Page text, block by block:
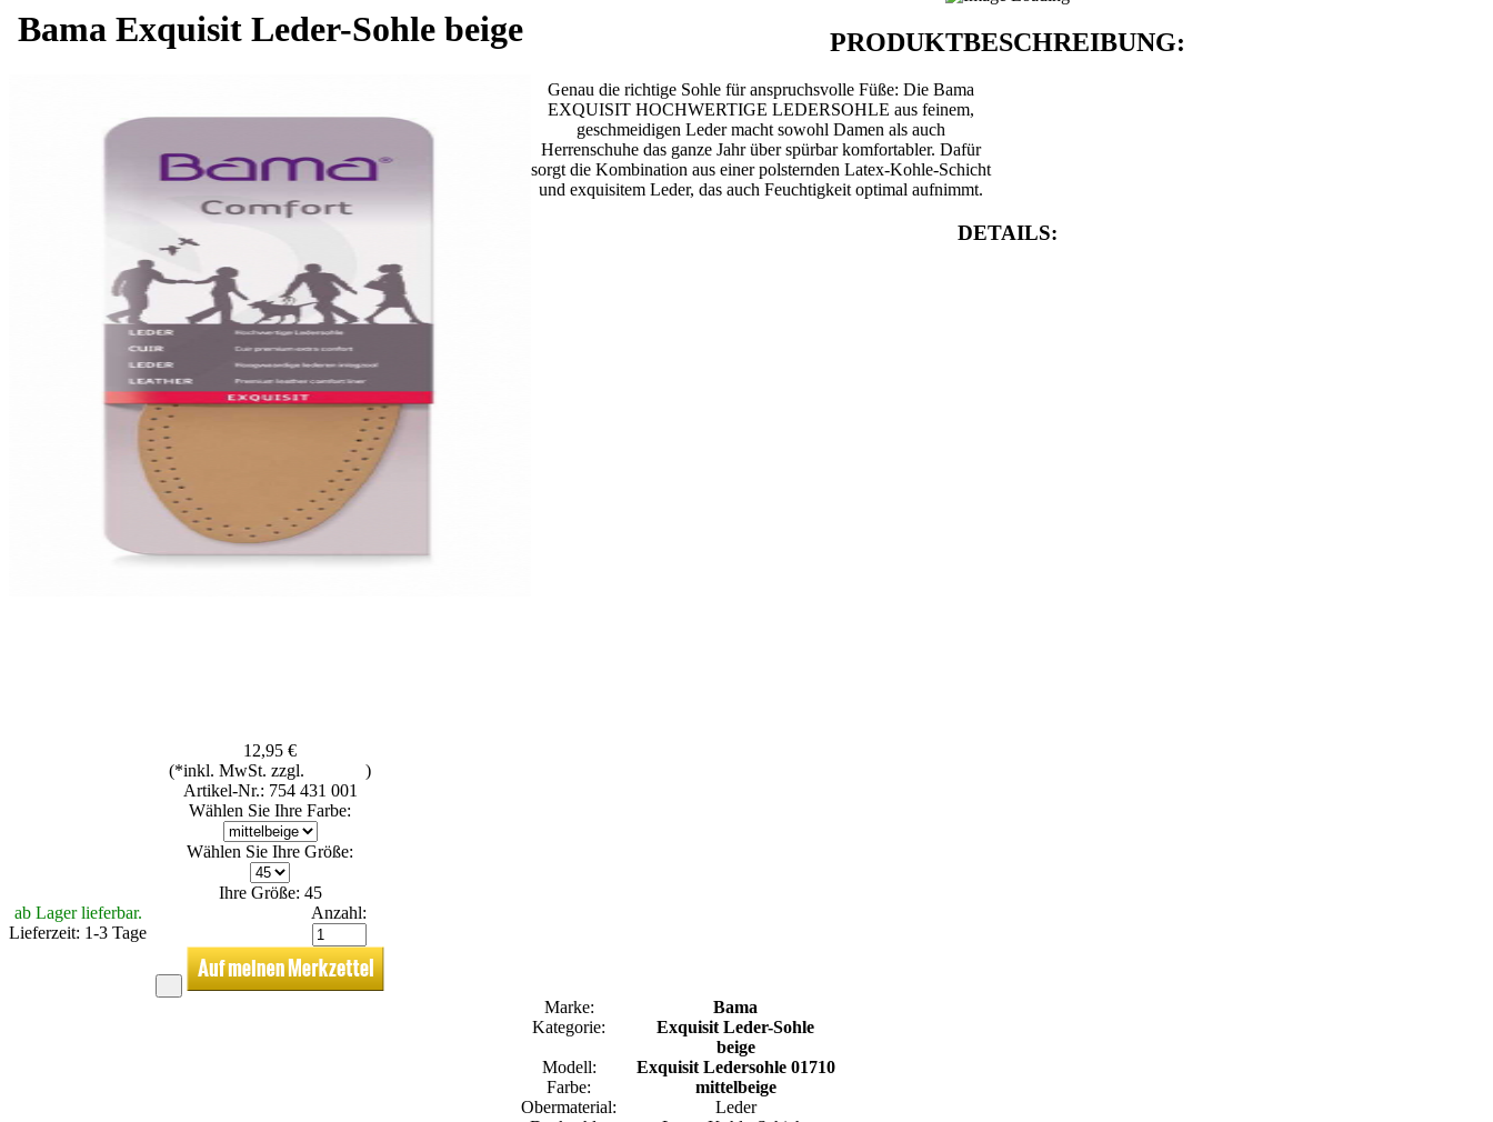
Bama Exquisit Leder-Sohle beige
12,95 €
(*inkl. MwSt. zzgl.
)
Artikel-Nr.: 754 431 001
Wählen Sie Ihre Farbe:
Wählen Sie Ihre Größe:
Ihre Größe: 45
ab Lager lieferbar.
Lieferzeit: 1-3 Tage
Anzahl:
PRODUKTBESCHREIBUNG:
Genau die richtige Sohle für anspruchsvolle Füße: Die Bama
EXQUISIT HOCHWERTIGE LEDERSOHLE aus feinem,
geschmeidigen Leder macht sowohl Damen als auch
Herrenschuhe das ganze Jahr über spürbar komfortabler. Dafür
sorgt die Kombination aus einer polsternden Latex-Kohle-Schicht
und exquisitem Leder, das auch Feuchtigkeit optimal aufnimmt.
DETAILS:
Marke:
Bama
Kategorie:
Exquisit Leder-Sohle
beige
Modell:
Exquisit Ledersohle 01710
Farbe:
mittelbeige
Obermaterial:
Leder